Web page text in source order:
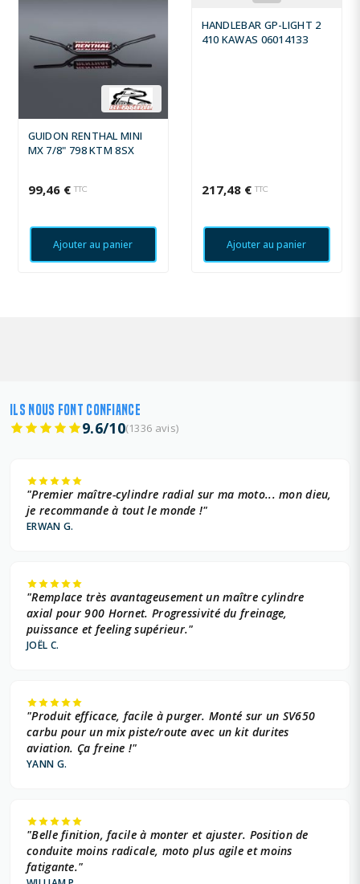
GUIDON RENTHAL MINI
MX 7/8" 798 KTM 8SX
99,46 € TTC
Ajouter au panier
HANDLEBAR GP-LIGHT 2
410 KAWAS 06014133
217,48 € TTC
Ajouter au panier
ILS NOUS FONT CONFIANCE
9.6/10(1336 avis)
"Premier maître-cylindre radial sur ma moto... mon dieu,
je recommande à tout le monde !"
ERWAN G.
"Remplace très avantageusement un maître cylindre
axial pour 900 Hornet. Progressivité du freinage,
puissance et feeling supérieur."
JOËL C.
"Produit efficace, facile à purger. Monté sur un SV650
carbu pour un mix piste/route avec un kit durites
aviation. Ça freine !"
YANN G.
"Belle finition, facile à monter et ajuster. Position de
conduite moins radicale, moto plus agile et moins
fatigante."